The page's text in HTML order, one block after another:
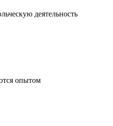
деятельность
опытом